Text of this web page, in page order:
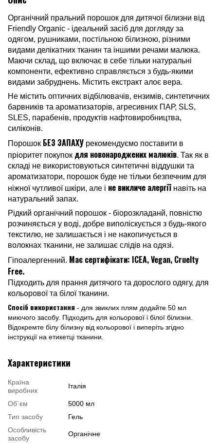
Органічний пральний порошок для дитячої білизни від
Friendly Organic - ідеальний засіб для догляду за
одягом, рушниками, постільною білизною, різними
видами делікатних тканин та іншими речами малюка.
Маючи склад, що включає в себе тільки натуральні
компоненти, ефективно справляється з будь-якими
видами забруднень. Містить екстракт алоє вера.
Не містить оптичних відбілювачів, ензимів, синтетичних
барвників та ароматизаторів, агресивних ПАР, SLS,
SLES, парабенів, продуктів нафтовиробництва,
силіконів.
Порошок БЕЗ ЗАПАХУ рекомендуємо поставити в
пріоритет покупок для новонароджених малюків. Так як в
складі не використовуються синтетичні віддушки та
ароматизатори, порошок буде не тільки безпечним для
ніжної чутливої шкіри, але і не викличе алергії навіть на
натуральний запах.
Рідкий органічний порошок - біорозкладанй, повністю
розчиняється у воді, добре виполіскується з будь-якого
текстилю, не залишається і не накопичується в
волокнах тканини, не залишає слідів на одязі.
Гіпоалергенний. Має сертифікати: ICEA, Vegan, Cruelty
Free.
Підходить для прання дитячого та дорослого одягу, для
кольорової та білої тканини.
Спосіб використання - для звиклих плям додайте 50 мл
миючого засобу. Підходить для кольорової і білої білизни.
Відокремте білу білизну від кольорової і виперіть згідно
інструкції на етикетці тканини.
Характеристики
Країна
виробник
Італія
Об`єм
5000 мл
Тип засобу
Гель
Особливість
засобу
Органічне